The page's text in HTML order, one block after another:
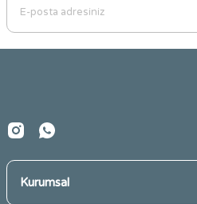
Ürün açıklamasında eksik bilgiler
Ürün bilgilerinde hatalar
Kurumsal